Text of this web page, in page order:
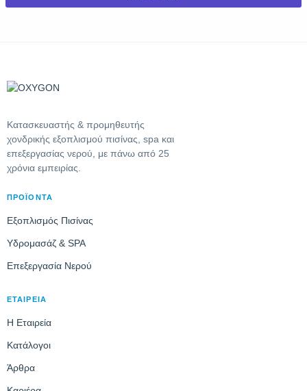
Κατασκευαστής & προμηθευτής
χονδρικής εξοπλισμού πισίνας, spa και
επεξεργασίας νερού, με πάνω από 25
χρόνια εμπειρίας.
ΠΡΟΪΌΝΤΑ
Εξοπλισμός Πισίνας
Υδρομασάζ & SPA
Επεξεργασία Νερού
ΕΤΑΙΡΕΊΑ
Η Εταιρεία
Κατάλογοι
Άρθρα